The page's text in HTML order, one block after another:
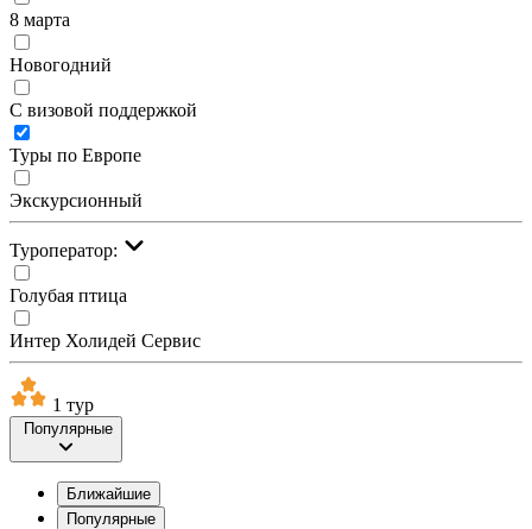
8 марта
Новогодний
С визовой поддержкой
Туры по Европе
Экскурсионный
Туроператор:
Голубая птица
Интер Холидей Сервис
1 тур
Популярные
Ближайшие
Популярные